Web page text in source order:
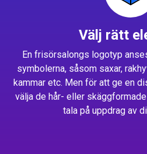
Välj rätt
En frisörsalongs logotyp
symbolerna, såsom saxar,
kammar etc. Men för att ge en
välja de hår- eller
tala på uppdrag av